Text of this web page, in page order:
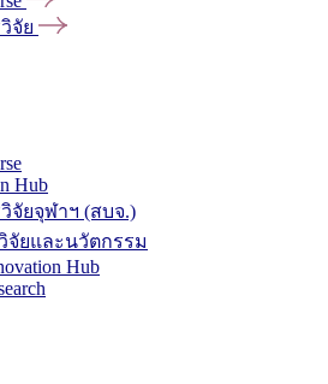
จัย
Hub
จัยจุฬาฯ (สบจ.)
จัยและนวัตกรรม
Hub